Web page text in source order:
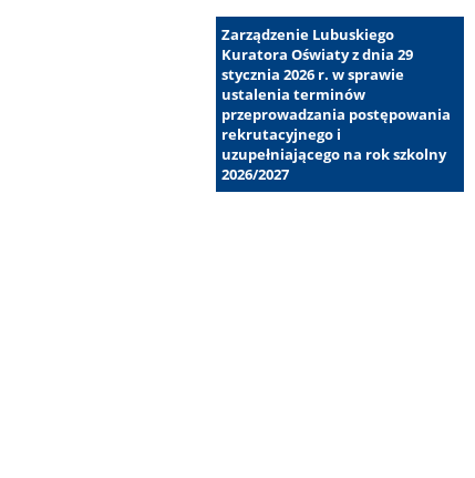
Rekrutacja
do
szkół
Zarządzenie Lubuskiego
Kuratora Oświaty z dnia 29
stycznia 2026 r. w sprawie
ustalenia terminów
przeprowadzania postępowania
rekrutacyjnego i
uzupełniającego na rok szkolny
2026/2027